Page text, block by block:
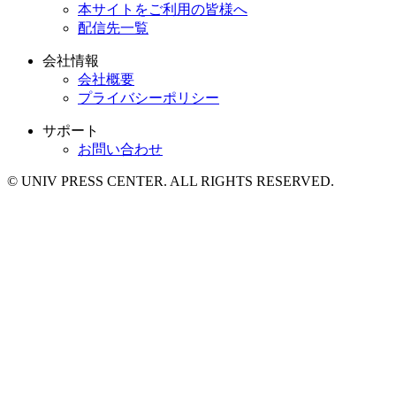
本サイトをご利用の皆様へ
配信先一覧
会社情報
会社概要
プライバシーポリシー
サポート
お問い合わせ
© UNIV PRESS CENTER. ALL RIGHTS RESERVED.